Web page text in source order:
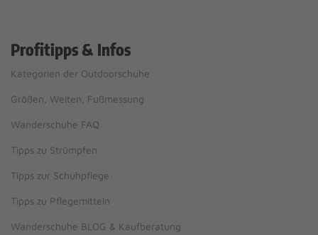
Profitipps & Infos
Kategorien der Outdoorschuhe
Größen, Weiten, Fußmessung
Wanderschuhe FAQ
Tipps zu Strümpfen
Tipps zur Schuhpflege
Tipps zu Pflegemitteln
Wanderschuhe BLOG & Kaufberatung